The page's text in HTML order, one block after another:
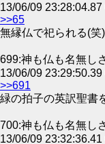
13/06/09
>>65
無縁仏で祀られる(笑)
699:神も仏も名無し
13/06/09
>>691
緑の拍子の英訳聖書
700:神も仏も名無し
13/06/09